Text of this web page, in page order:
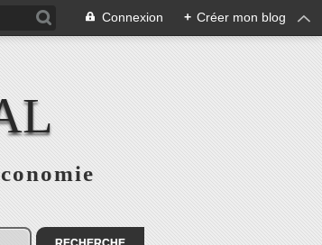
Connexion + Créer mon blog